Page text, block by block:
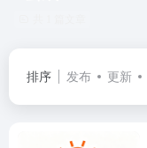
排序 发布 更新